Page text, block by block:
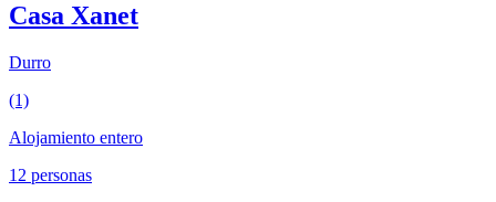
Casa Xanet
Durro
(1)
Alojamiento entero
12 personas